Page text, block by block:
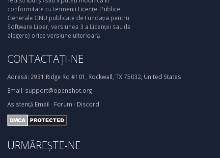
conformitate cu termenii Licenței Publice
Generale GNU publicate de Fundația pentru
Software Liber, versiunea 3 a Licenței sau (la
alegere) orice versiune ulterioară.
CONTACTAȚI-NE
Adresă: 2931 Ridge Rd #101, Rockwall, TX 75032, United States
Email: support@openshot.org
Asistență Email · Forum · Discord
URMĂREȘTE-NE